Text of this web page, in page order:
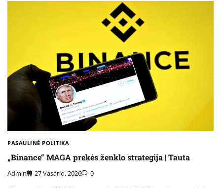
PASAULINĖ POLITIKA
„Binance“ MAGA prekės ženklo strategija | Tauta
Admin 27 Vasario, 2026 0